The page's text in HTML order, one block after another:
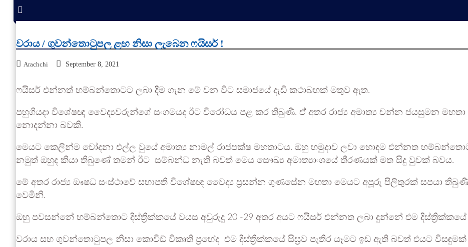
වරාය / ගුවන්තොටුපල ළඟ නිසා ලැබෙන ෆයිසර් !
Arachchi September 8, 2021
ෆයිසර් එන්නත් හම්බන්තොටට ලබා දීම ගැන මේ වන විට සමාජයේ දැඩි කථාබහක් මතුව ඇත.
පහුගියදා විශේෂඥ වෛද්‍යවරුන්ගේ සංගමයද ඊට විරෝධය පළ කර තිබුණි. ඒ් අතර රාජ්‍ය අමාත්‍ය චන්න ජයසුමන
නොදන්නා බවකි.
මෙයට කෙලින්ම චෝදනා එල්ල වුයේ අමාත්‍ය නාමල් රාජපක්ෂ මහතාටය. ඔහු හමුදාව ලවා හොඳම එන්නත
නමුත් ඔහුද කියා තිබුණේ තමන් ඊට සම්බන්ධ නැති බවත් මෙය සෞඛ්‍ය අමාත්‍යාංශයේ තීරණයක් මත සිදු වුවක් බවය.
මේ අතර රාජ්‍ය ඖෂධ සංස්ථාවේ සභාපති විශේෂඥ වෛද්‍ය ප්‍රසන්න ගුණසේන මහතා මෙයට අපූරු පිලිතුරක් සපයා තිබුණි.
වෙමිනි.
ඔහු පවසන්නේ හම්බන්තොට දිස්ත්‍රික්කයේ වයස අවුරුදු 20 -29 අතර අයට ෆයිසර් එන්නත ලබා දුන්නේ එම
වරාය සහ ගුවන්‌තොටුපල නිසා කොවිඩ් විකෘති ප්‍රභේද එම දිස්ත්‍රික්කයේ සිඝ්‍රව පැතිර යෑමට ඉඩ ඇති බවත් එයට